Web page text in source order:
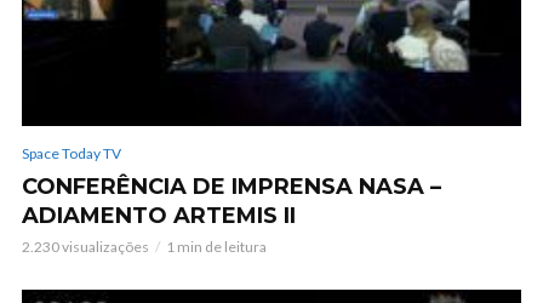
Space Today TV
CONFERÊNCIA DE IMPRENSA NASA –
ADIAMENTO ARTEMIS II
2.230 visualizações 1 min de leitura